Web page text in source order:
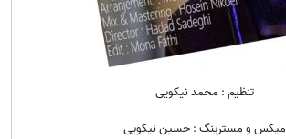
تنظیم : محمد نیکویی
میکس و مسترینگ : حسین نیکویی